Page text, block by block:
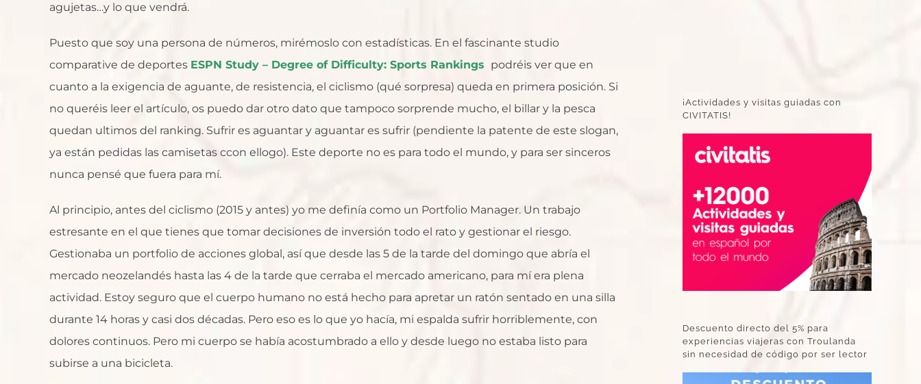
agujetas…y lo que vendrá.
Puesto que soy una persona de números, mirémoslo con estadísticas. En el fascinante studio
comparative de deportes ESPN Study – Degree of Difficulty: Sports Rankings podréis ver que en
cuanto a la exigencia de aguante, de resistencia, el ciclismo (qué sorpresa) queda en primera posición. Si
no queréis leer el artículo, os puedo dar otro dato que tampoco sorprende mucho, el billar y la pesca
quedan ultimos del ranking. Sufrir es aguantar y aguantar es sufrir (pendiente la patente de este slogan,
ya están pedidas las camisetas ccon ellogo). Este deporte no es para todo el mundo, y para ser sinceros
nunca pensé que fuera para mí.
Al principio, antes del ciclismo (2015 y antes) yo me definía como un Portfolio Manager. Un trabajo
estresante en el que tienes que tomar decisiones de inversión todo el rato y gestionar el riesgo.
Gestionaba un portfolio de acciones global, así que desde las 5 de la tarde del domingo que abría el
mercado neozelandés hasta las 4 de la tarde que cerraba el mercado americano, para mí era plena
actividad. Estoy seguro que el cuerpo humano no está hecho para apretar un ratón sentado en una silla
durante 14 horas y casi dos décadas. Pero eso es lo que yo hacía, mi espalda sufrir horriblemente, con
dolores continuos. Pero mi cuerpo se había acostumbrado a ello y desde luego no estaba listo para
subirse a una bicicleta.
¡Actividades y visitas guiadas con
CIVITATIS!
Descuento directo del 5% para
experiencias viajeras con Troulanda
sin necesidad de código por ser lector